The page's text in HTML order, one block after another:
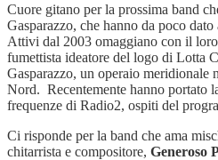
Cuore gitano per la prossima band
Gasparazzo, che hanno da poco
Attivi dal 2003 omaggiano con il
fumettista ideatore del logo di Lotta
Gasparazzo, un operaio meridionale
Nord. Recentemente hanno portato
frequenze di Radio2, ospiti del
Ci risponde per la band che ama
chitarrista e compositore, Generoso